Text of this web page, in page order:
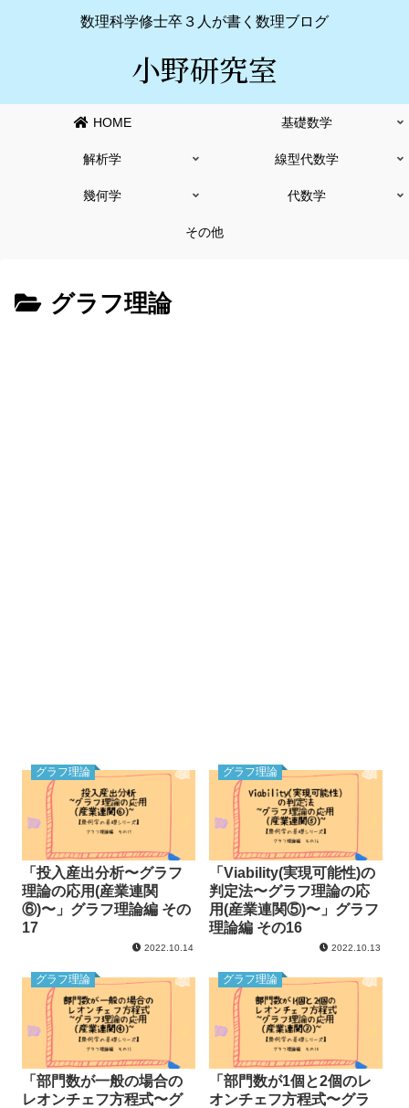
数理科学修士卒３人が書く数理ブログ
小野研究室
HOME 基礎数学
解析学 線型代数学
幾何学 代数学
その他
グラフ理論
グラフ理論
「投入産出分析〜グラフ
理論の応用(産業連関
⑥)〜」グラフ理論編 その
17
2022.10.14
グラフ理論
「Viability(実現可能性)の
判定法〜グラフ理論の応
用(産業連関⑤)〜」グラフ
理論編 その16
2022.10.13
グラフ理論
「部門数が一般の場合の
レオンチェフ方程式〜グ
グラフ理論
「部門数が1個と2個のレ
オンチェフ方程式〜グラ